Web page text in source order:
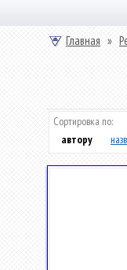
Главная »
Сортировка по:
автору